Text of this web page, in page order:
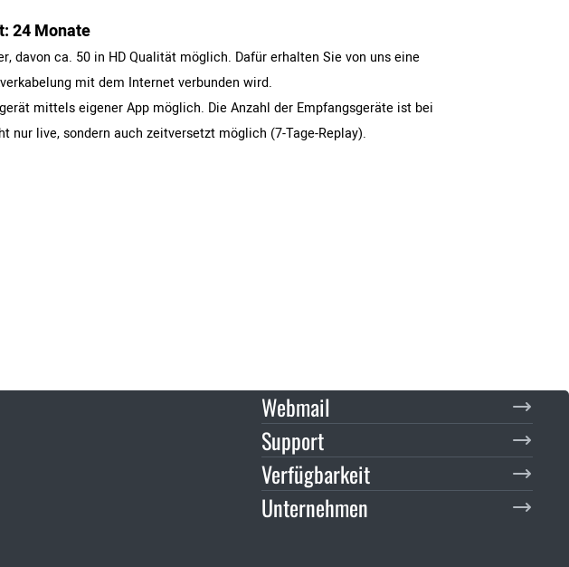
24 Monate
davon ca. 50 in HD Qualität möglich. Dafür erhalten Sie von uns eine
mit dem Internet verbunden wird.
mittels eigener App möglich. Die Anzahl der Empfangsgeräte ist bei
nur live, sondern auch zeitversetzt möglich (7-Tage-Replay).
Webmail
Support
Verfügbarkeit
Unternehmen